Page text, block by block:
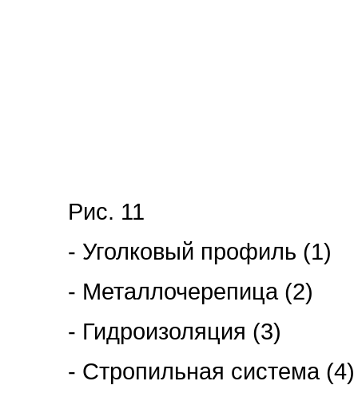
Рис. 11
- Уголковый профиль (1)
- Металлочерепица (2)
- Гидроизоляция (3)
- Стропильная система (4)